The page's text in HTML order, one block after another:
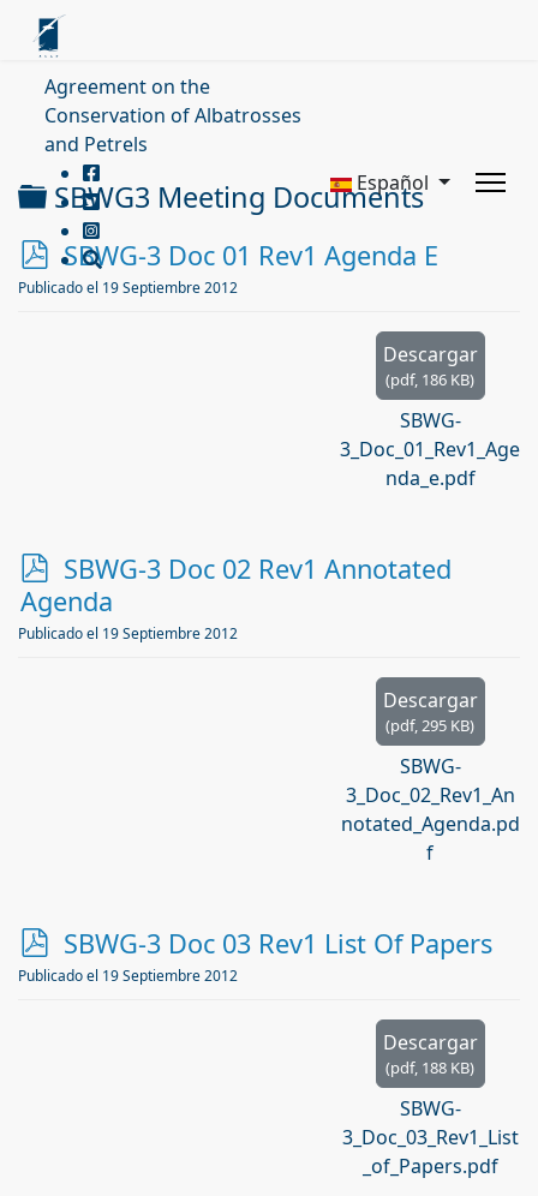
Agreement on the
Conservation of Albatrosses
and Petrels
Español
Carpeta
SBWG3 Meeting Documents
p
d
SBWG-3 Doc 01 Rev1 Agenda E
Publicado el 19 Septiembre 2012
Descargar
(pdf, 186 KB)
SBWG-
3_Doc_01_Rev1_Age
nda_e.pdf
p
d
f
SBWG-3 Doc 02 Rev1 Annotated
Agenda
Publicado el 19 Septiembre 2012
Descargar
(pdf,295 KB)
SBWG-
3_Doc_02_Rev1_An
notated_Agenda.pd
f
p
d
SBWG-3 Doc 03 Rev1 List Of Papers
Publicado el 19 Septiembre 2012
Descargar
(pdf, 188 KB)
SBWG-
3_Doc_03_Rev1_List
_of_Papers.pdf